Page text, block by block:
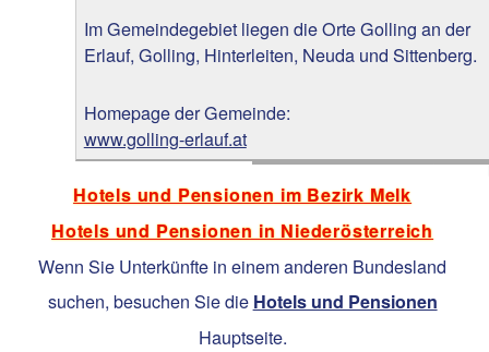
Im Gemeindegebiet liegen die Orte Golling an der
Erlauf, Golling, Hinterleiten, Neuda und Sittenberg.
Homepage der Gemeinde:
www.golling-erlauf.at
Hotels und Pensionen im Bezirk Melk
Hotels und Pensionen in Niederösterreich
Wenn Sie Unterkünfte in einem anderen Bundesland
suchen, besuchen Sie die Hotels und Pensionen
Hauptseite.